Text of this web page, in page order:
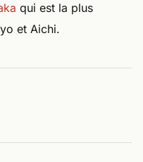
qui est la plus
et Aichi.